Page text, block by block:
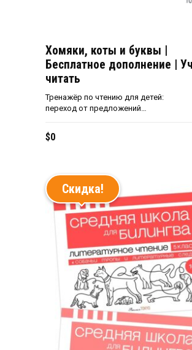
Хомяки, коты и буквы |
Бесплатное дополнение |
читать
Тренажёр по чтению для детей:
переход от предложений…
$0
Скидка!